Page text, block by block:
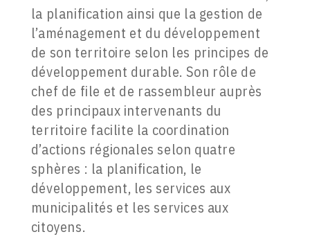
la planification ainsi que la gestion de
l’aménagement et du développement
de son territoire selon les principes de
développement durable. Son rôle de
chef de file et de rassembleur auprès
des principaux intervenants du
territoire facilite la coordination
d’actions régionales selon quatre
sphères : la planification, le
développement, les services aux
municipalités et les services aux
citoyens.